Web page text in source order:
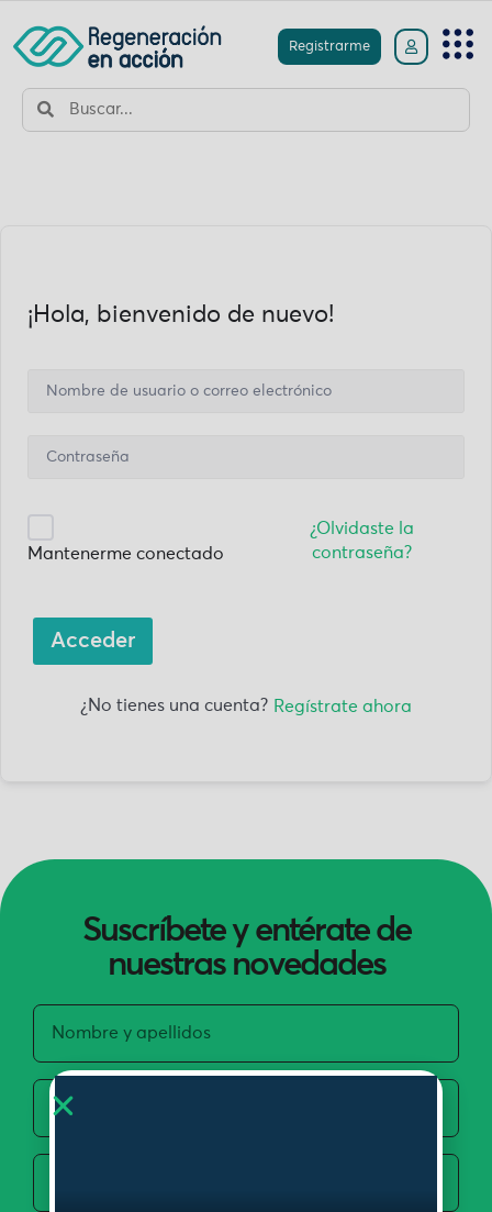
Registrarme
¡Hola, bienvenido de nuevo!
Mantenerme conectado
¿Olvidaste la
contraseña?
Acceder
¿No tienes una cuenta? Regístrate ahora
Suscríbete y entérate de
nuestras novedades